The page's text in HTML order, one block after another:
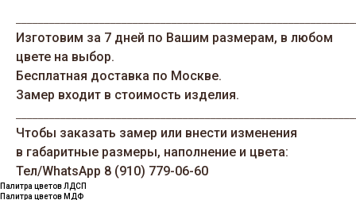
Изготовим за 7 дней по Вашим размерам, в любом
цвете на выбор.
Бесплатная доставка по Москве.
Замер входит в стоимость изделия.
Чтобы заказать замер или внести изменения
в габаритные размеры, наполнение и цвета:
Тел/WhatsАрp 8 (910) 779-06-60
Палитра цветов ЛДСП
Палитра цветов МДФ